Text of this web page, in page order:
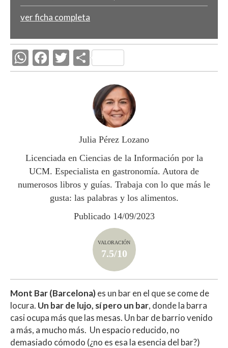
ver ficha completa
W
h
p
F
ac
k
T
w
C
o
m
p
ar
ti
r
Julia Pérez Lozano
Licenciada en Ciencias de la Información por la
UCM. Especialista en gastronomía. Autora de
numerosos libros y guías. Trabaja con lo que más le
gusta: las palabras y los alimentos.
Publicado 14/09/2023
VALORACIÓN
7.5/10
Mont Bar (Barcelona)es un bar en el que se come de
locura. Un bar de lujo, sí pero un bar, donde la barra
casi ocupa más que las mesas. Un bar de barrio venido
a más, a mucho más. Un espacio reducido, no
demasiado cómodo (¿no es esa la esencia del bar?)